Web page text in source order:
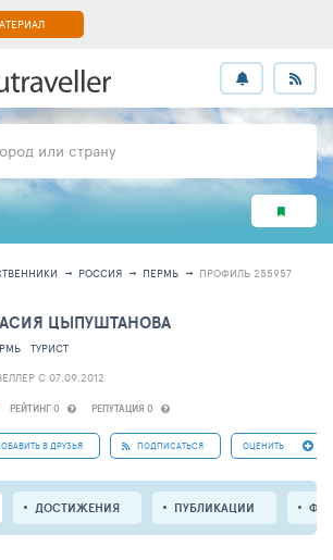
или страну
РОССИЯ ПЕРМЬ ПРОФИЛЬ 255957
РЕЙТИНГ 0 РЕПУТАЦИЯ 0
ЦЫПУШТАНОВА
ТУРИСТ
C 07.09.2012
В ДРУЗЬЯ ПОДПИСАТЬСЯ ОЦЕНИТЬ
ДОСТИЖЕНИЯ ПУБЛИКАЦИИ